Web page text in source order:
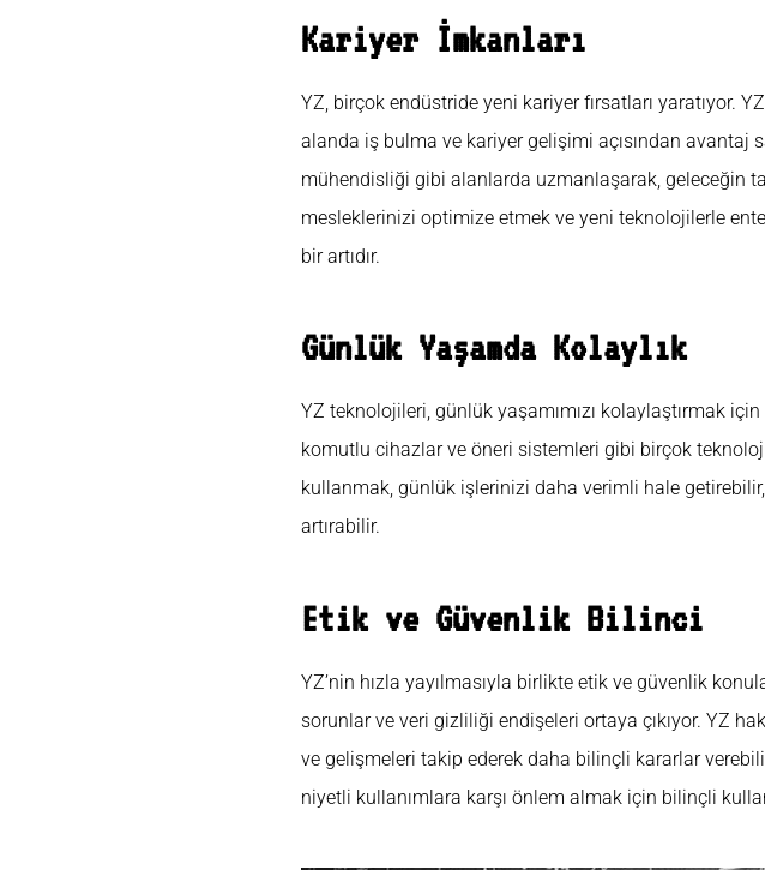
Kariyer İmkanları
YZ, birçok endüstride yeni kariyer fırsatları yaratıyor.
alanda iş bulma ve kariyer gelişimi açısından avantaj
mühendisliği gibi alanlarda uzmanlaşarak, geleceğin
mesleklerinizi optimize etmek ve yeni teknolojilerle
bir artıdır.
Günlük Yaşamda Kolaylık
YZ teknolojileri, günlük yaşamımızı kolaylaştırmak
komutlu cihazlar ve öneri sistemleri gibi birçok
kullanmak, günlük işlerinizi daha verimli hale
artırabilir.
Etik ve Güvenlik Bilinci
YZ’nin hızla yayılmasıyla birlikte etik ve güvenlik
sorunlar ve veri gizliliği endişeleri ortaya çıkıyor. YZ
ve gelişmeleri takip ederek daha bilinçli kararlar
niyetli kullanımlara karşı önlem almak için bilinçli